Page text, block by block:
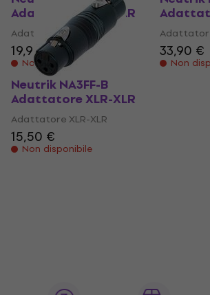
Adattatore XLR-XLR
Adattatore XLR-XLR
19,90 €
Non disponibile
33,90 €
Non
Neutrik NA3FF-B
Adattatore XLR-XLR
Adattatore XLR-XLR
15,50 €
Non disponibile